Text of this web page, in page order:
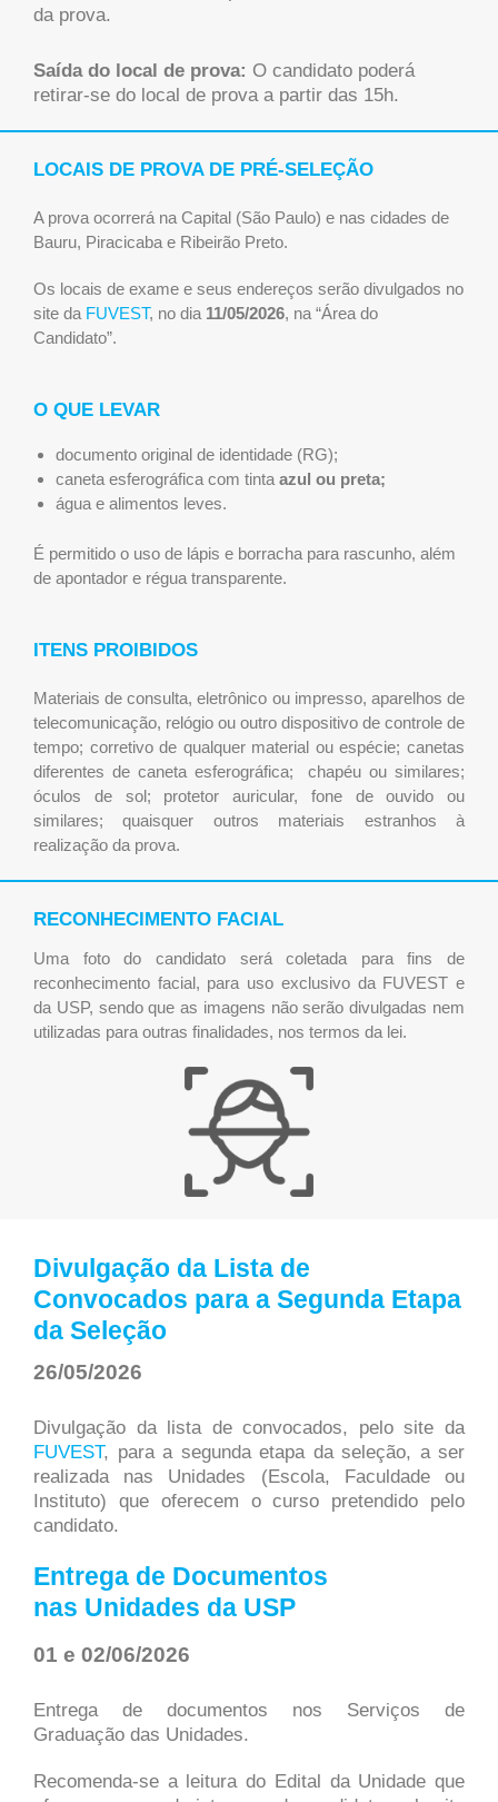
da prova.
Saída do local de prova: O candidato poderá
retirar-se do local de prova a partir das 15h.
LOCAIS DE PROVA DE PRÉ-SELEÇÃO
A prova ocorrerá na Capital (São Paulo) e nas cidades de
Bauru, Piracicaba e Ribeirão Preto.
Os locais de exame e seus endereços serão divulgados no
site da FUVEST, no dia 11/05/2026, na “Área do
Candidato”.
O QUE LEVAR
documento original de identidade (RG);
caneta esferográfica com tinta azul ou preta;
água e alimentos leves.
É permitido o uso de lápis e borracha para rascunho, além
de apontador e régua transparente.
ITENS PROIBIDOS
Materiais de consulta, eletrônico ou impresso, aparelhos de
telecomunicação, relógio ou outro dispositivo de controle de
tempo; corretivo de qualquer material ou espécie; canetas
diferentes de caneta esferográfica; chapéu ou similares;
óculos de sol; protetor auricular, fone de ouvido ou
similares; quaisquer outros materiais estranhos à
realização da prova.
RECONHECIMENTO FACIAL
Uma foto do candidato será coletada para fins de
reconhecimento facial, para uso exclusivo da FUVEST e
da USP, sendo que as imagens não serão divulgadas nem
utilizadas para outras finalidades, nos termos da lei.
Divulgação da Lista de
Convocados para a Segunda Etapa
da Seleção
26/05/2026
Divulgação da lista de convocados, pelo site da
FUVEST, para a segunda etapa da seleção, a ser
realizada nas Unidades (Escola, Faculdade ou
Instituto) que oferecem o curso pretendido pelo
candidato.
Entrega de Documentos
nas Unidades da USP
01 e 02/06/2026
Entrega de documentos nos Serviços de
Graduação das Unidades.
Recomenda-se a leitura do Edital da Unidade que